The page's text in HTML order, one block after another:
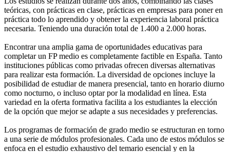
teóricas, con prácticas en clase, prácticas en empresas para poner en
práctica todo lo aprendido y obtener la experiencia laboral práctica
necesaria. Teniendo una duración total de 1.400 a 2.000 horas.
Encontrar una amplia gama de oportunidades educativas para
completar un FP medio es completamente factible en España. Tanto
instituciones públicas como privadas ofrecen diversas alternativas
para realizar esta formación. La diversidad de opciones incluye la
posibilidad de estudiar de manera presencial, tanto en horario diurno
como nocturno, o incluso optar por la modalidad en línea. Esta
variedad en la oferta formativa facilita a los estudiantes la elección
de la opción que mejor se adapte a sus necesidades y preferencias.
Los programas de formación de grado medio se estructuran en torno
a una serie de módulos profesionales. Cada uno de estos módulos se
enfoca en el estudio exhaustivo del temario esencial y en la